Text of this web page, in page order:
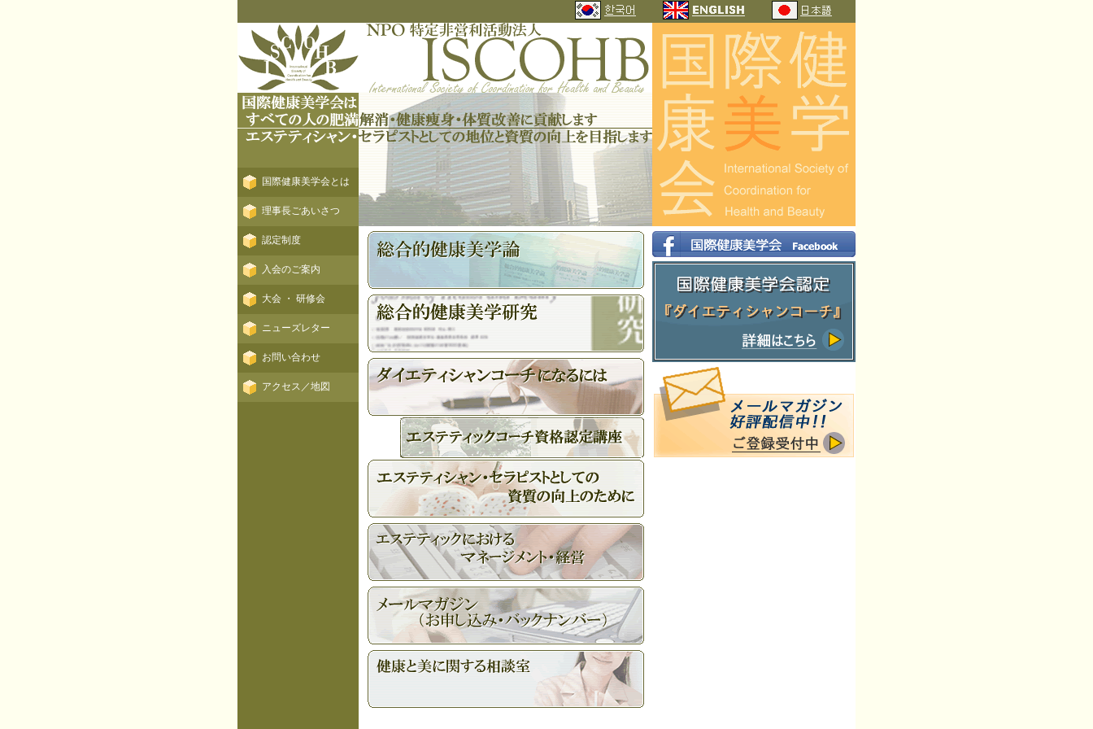
国際健康美学会とは
理事長ごあいさつ
認定制度
入会のご案内
大会 ・ 研修会
ニューズレター
お問い合わせ
アクセス／地図